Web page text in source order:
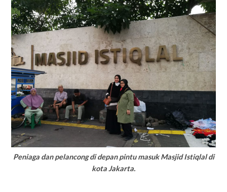
Peniaga dan pelancong di depan pintu masuk Masjid Istiqlal di
kota Jakarta.